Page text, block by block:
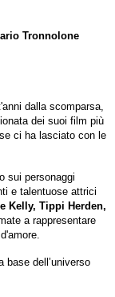
Tronnolone
dalla scomparsa,
dei suoi film più
ci ha lasciato con le
sui personaggi
e talentuose attrici
Kelly, Tippi Herden,
a rappresentare
base dell’universo